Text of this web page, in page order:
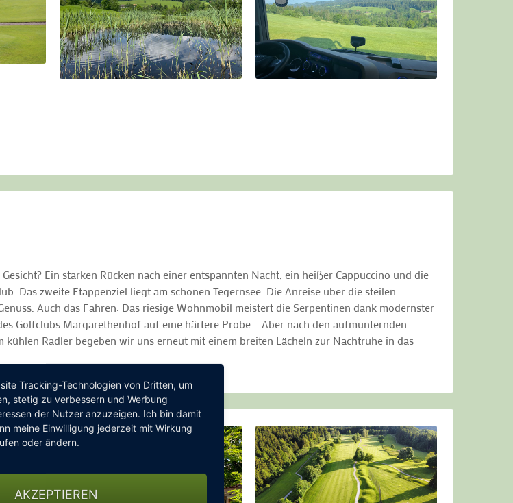
Ein starken Rücken nach einer entspannten Nacht, ein heißer Cappuccino und die
Das zweite Etappenziel liegt am schönen Tegernsee. Die Anreise über die steilen
Auch das Fahren: Das riesige Wohnmobil meistert die Serpentinen dank modernster
Golfclubs Margarethenhof auf eine härtere Probe... Aber nach den aufmunternden
Radler begeben wir uns erneut mit einem breiten Lächeln zur Nachtruhe in das
Tracking-Technologien von Dritten, um
stetig zu verbessern und Werbung
der Nutzer anzuzeigen. Ich bin damit
meine Einwilligung jederzeit mit Wirkung
oder ändern.
AKZEPTIEREN